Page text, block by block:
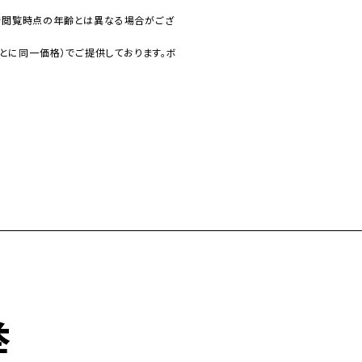
覧時点の年齢とは異なる場合がござ
に同一価格）でご提供しております。ボ